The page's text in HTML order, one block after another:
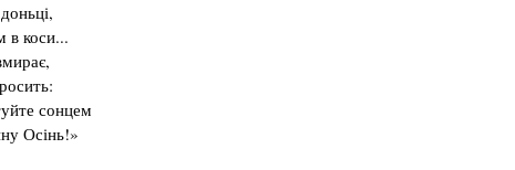
в коси...
сонцем
Осінь!»